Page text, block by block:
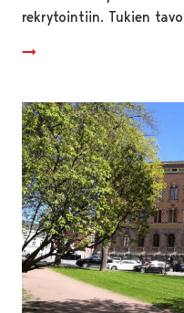
rekrytointiin. Tukien